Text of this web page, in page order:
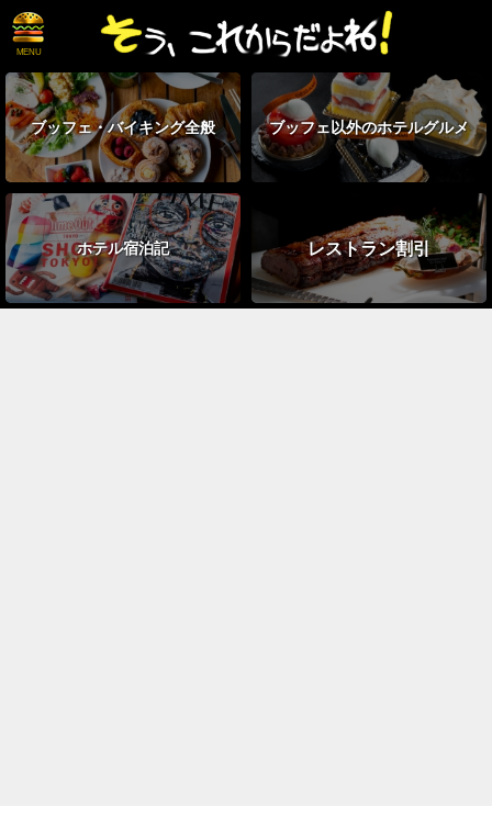
ブッフェ・バイキング全般 ブッフェ以外のホテルグルメ
ホテル宿泊記 レストラン割引